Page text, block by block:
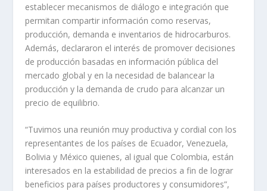
establecer mecanismos de diálogo e integración que
permitan compartir información como reservas,
producción, demanda e inventarios de hidrocarburos.
Además, declararon el interés de promover decisiones
de producción basadas en información pública del
mercado global y en la necesidad de balancear la
producción y la demanda de crudo para alcanzar un
precio de equilibrio.
“Tuvimos una reunión muy productiva y cordial con los
representantes de los países de Ecuador, Venezuela,
Bolivia y México quienes, al igual que Colombia, están
interesados en la estabilidad de precios a fin de lograr
beneficios para países productores y consumidores”,